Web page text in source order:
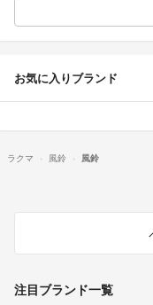
お気に入りブランド
ラクマ 風鈴 風鈴
注目ブランド一覧